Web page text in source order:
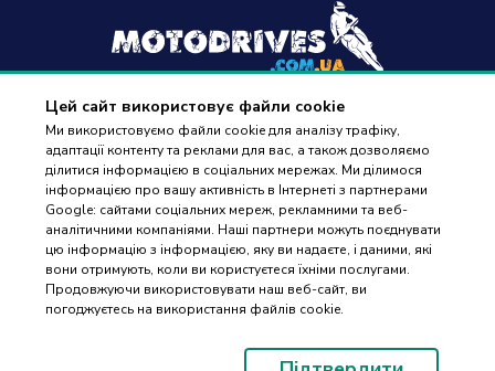
Цей сайт використовує файли cookie
Ми використовуємо файли cookie для аналізу трафіку,
адаптації контенту та реклами для вас, а також дозволяємо
ділитися інформацією в соціальних мережах. Ми ділимося
інформацією про вашу активність в Інтернеті з партнерами
Google: сайтами соціальних мереж, рекламними та веб-
аналітичними компаніями. Наші партнери можуть поєднувати
цю інформацію з інформацією, яку ви надаєте, і даними, які
вони отримують, коли ви користуєтеся їхніми послугами.
Продовжуючи використовувати наш веб-сайт, ви
погоджуєтесь на використання файлів cookie.
+38(096) 488 77 88
дзвінки приймаються в робочі дні з 9:00 до 18:00
Оплата та доставка
Контакти
ПІДБІР
ЗАПЧАСТИН